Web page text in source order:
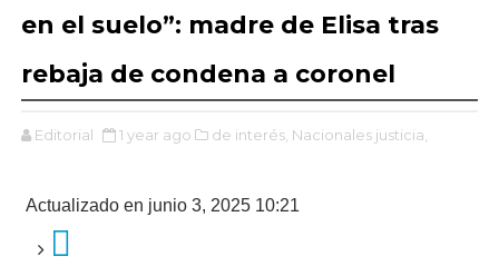
en el suelo”: madre de Elisa tras
rebaja de condena a coronel
Editorial 1 year ago de interés, Nacionales justicia,
Actualizado en junio 3, 2025 10:21